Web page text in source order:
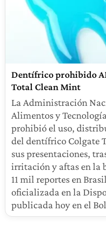
Dentífrico prohibido
Total Clean Mint
La Administración
Alimentos y
prohibió el uso,
del dentífrico Colgate
sus presentaciones,
irritación y aftas en la
11 mil reportes en
oficializada en la
publicada hoy en el